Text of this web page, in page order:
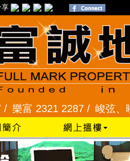
享
2321 2287 /峻弦、曉暉